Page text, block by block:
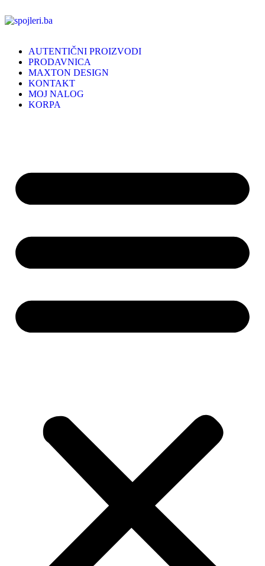
AUTENTIČNI PROIZVODI
PRODAVNICA
MAXTON DESIGN
KONTAKT
MOJ NALOG
KORPA